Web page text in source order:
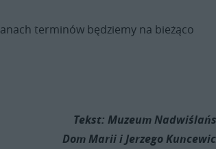
terminów będziemy na bieżąco
Tekst: Muzeum
Dom Marii i Jerzego